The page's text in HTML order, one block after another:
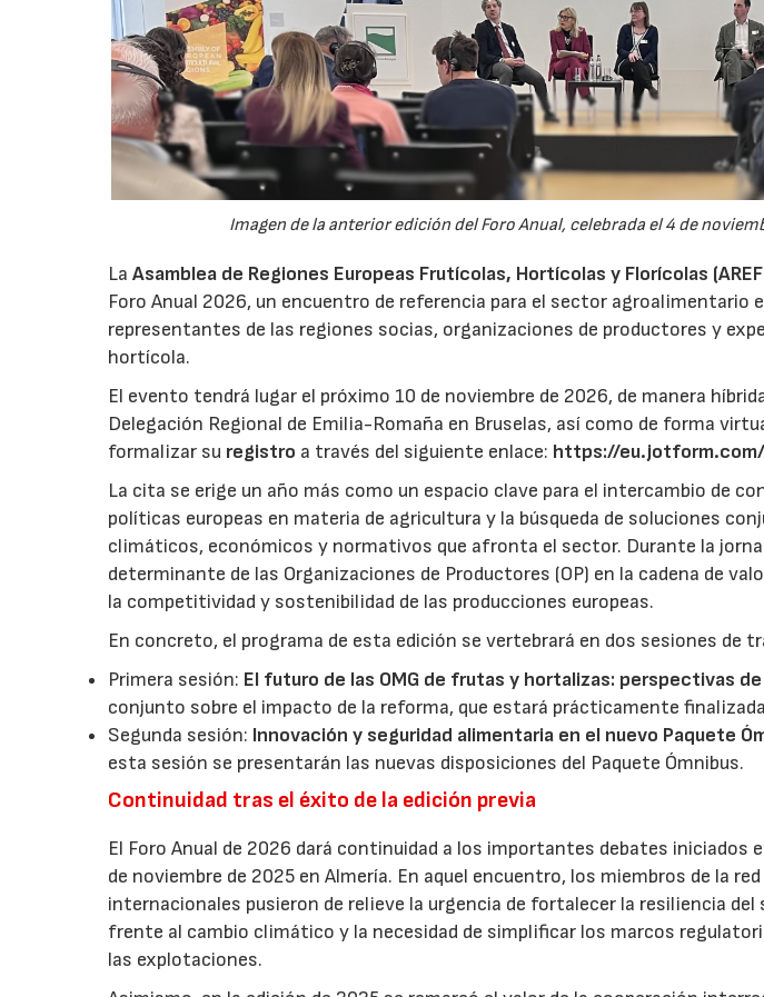
Imagen de la anterior edición del Foro Anual, celebrada el 4 de
LaAsamblea de Regiones Europeas Frutícolas, Hortícolas y Florícolas
Foro Anual 2026, un encuentro de referencia para el sector agroalimentario
representantes de las regiones socias, organizaciones de productores y
hortícola.
El evento tendrá lugar el próximo 10 de noviembre de 2026, de manera
Delegación Regional de Emilia-Romaña en Bruselas, así como de forma
formalizar su registro a través del siguiente enlace: https://
La cita se erige un año más como un espacio clave para el intercambio de
políticas europeas en materia de agricultura y la búsqueda de soluciones
climáticos, económicos y normativos que afronta el sector. Durante la
determinante de las Organizaciones de Productores (OP) en la cadena de
la competitividad y sostenibilidad de las producciones europeas.
En concreto, el programa de esta edición se vertebrará en dos sesiones de
Primera sesión: El futuro de las OMG de frutas y hortalizas: perspectivas
conjunto sobre el impacto de la reforma, que estará prácticamente
Segunda sesión: Innovación y seguridad alimentaria en el nuevo Paquete
esta sesión se presentarán las nuevas disposiciones del Paquete Ómnibus.
Continuidad tras el éxito de la edición previa
El Foro Anual de 2026 dará continuidad a los importantes debates iniciados
de noviembre de 2025 en Almería. En aquel encuentro, los miembros de la
internacionales pusieron de relieve la urgencia de fortalecer la resiliencia
frente al cambio climático y la necesidad de simplificar los marcos
las explotaciones.